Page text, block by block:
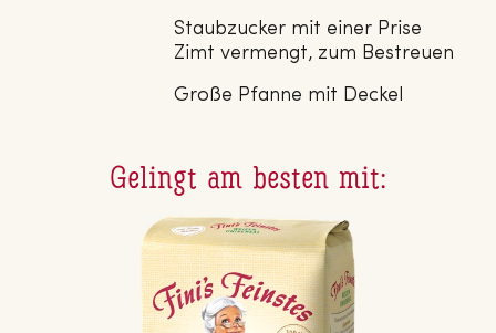
Staubzucker mit einer Prise
Zimt vermengt, zum Bestreuen
Große Pfanne mit Deckel
Gelingt am besten mit: